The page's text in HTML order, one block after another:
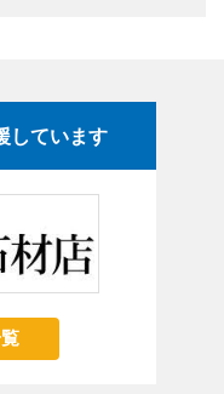
しています